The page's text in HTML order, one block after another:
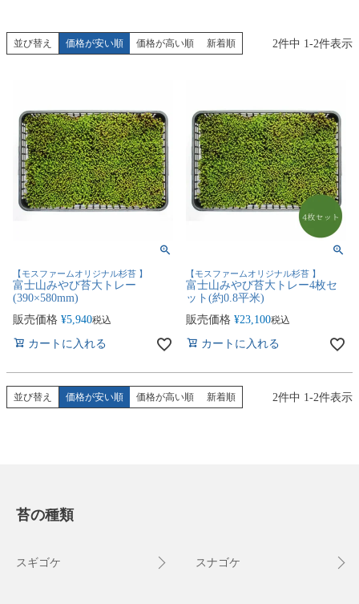
並び替え 価格が安い順 価格が高い順 新着順 2件中 1-2件表示
【モスファームオリジナル杉苔 】
富士山みやび苔大トレー
(390×580mm)
販売価格 ¥5,940税込
カートに入れる
【モスファームオリジナル杉苔 】
富士山みやび苔大トレー4枚セ
ット(約0.8平米)
販売価格 ¥23,100税込
カートに入れる
並び替え 価格が安い順 価格が高い順 新着順 2件中 1-2件表示
苔の種類
スギゴケ スナゴケ